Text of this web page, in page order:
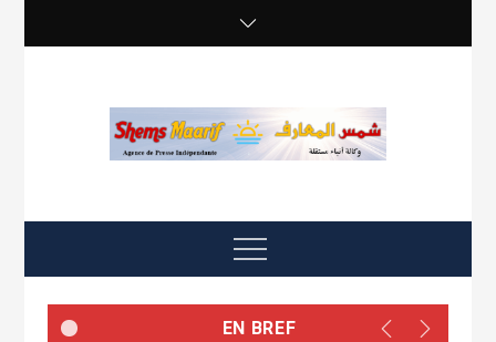
Menu
EN BREF